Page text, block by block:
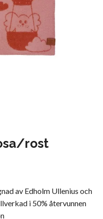
rost
av Edholm Ullenius och
i 50% återvunnen